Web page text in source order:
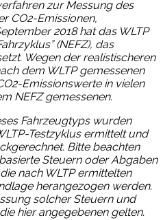
zur Messung des
CO2-Emissionen,
2018 hat das WLTP
(NEFZ), das
Wegen der realistischeren
dem WLTP gemessenen
Emissionswerte in vielen
NEFZ gemessenen.
Fahrzeugtyps wurden
Testzyklus ermittelt und
Bitte beachten
Steuern oder Abgaben
nach WLTP ermittelten
herangezogen werden.
solcher Steuern und
hier angegebenen gelten.